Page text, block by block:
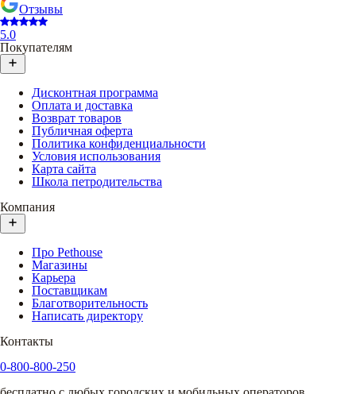
Отзывы
5.0
Покупателям
Дисконтная программа
Оплата и доставка
Возврат товаров
Публичная оферта
Политика конфиденциальности
Условия использования
Карта сайта
Школа петродительства
Компания
Про Pethouse
Магазины
Карьера
Поставщикам
Благотворительность
Написать директору
Контакты
0-800-800-250